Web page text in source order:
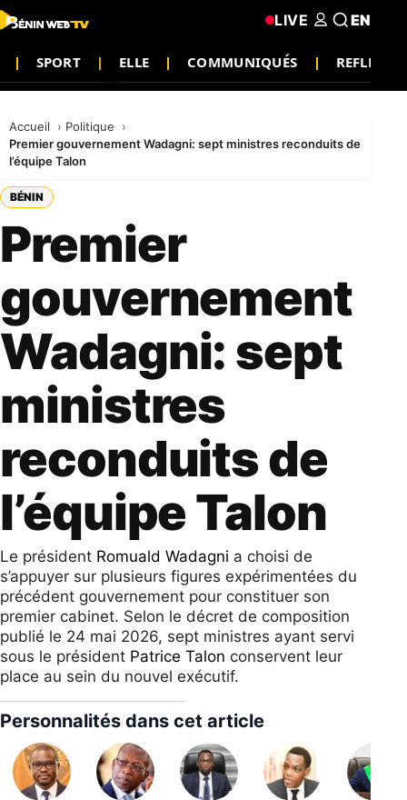
SPORT ELLE COMMUNIQUÉS
LIVE EN
Accueil
Politique
Premier gouvernement Wadagni: sept ministres reconduits de
l’équipe Talon
BÉNIN
Premier
gouvernement
Wadagni: sept
ministres
reconduits de
l’équipe Talon
Le président Romuald Wadagni a choisi de
s’appuyer sur plusieurs figures expérimentées du
précédent gouvernement pour constituer son
premier cabinet. Selon le décret de composition
publié le 24 mai 2026, sept ministres ayant servi
sous le président Patrice Talon conservent leur
place au sein du nouvel exécutif.
Personnalités dans cet article